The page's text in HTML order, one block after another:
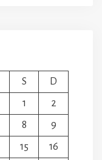
S
D
1
2
8
9
15
16